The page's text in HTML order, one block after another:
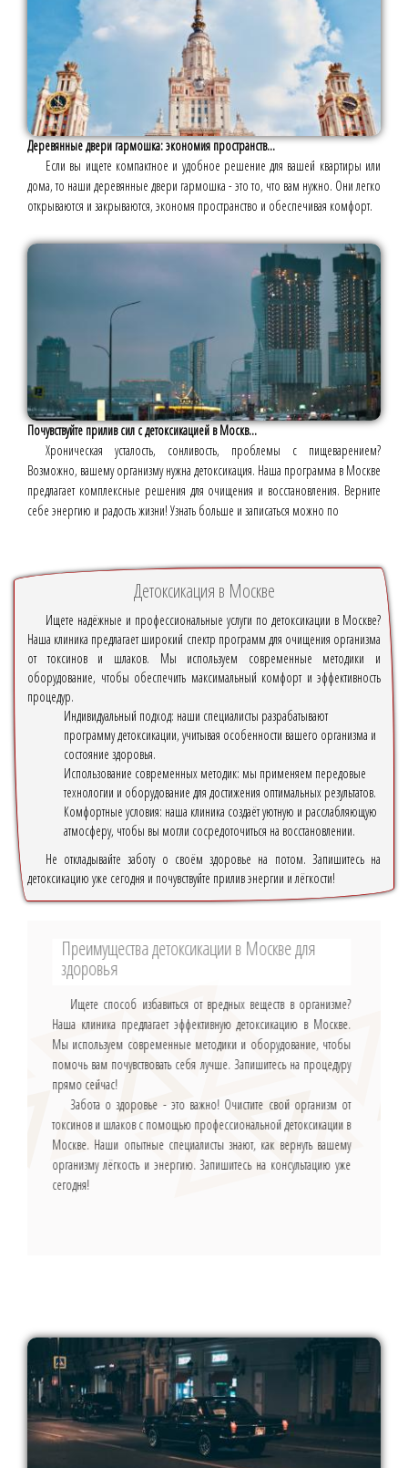
Деревянные двери гармошка: экономия пространств...
Если вы ищете компактное и удобное решение для вашей квартиры или
дома, то наши деревянные двери гармошка - это то, что вам нужно. Они легко
открываются и закрываются, экономя пространство и обеспечивая комфорт.
Почувствуйте прилив сил с детоксикацией в Москв...
Хроническая усталость, сонливость, проблемы с пищеварением?
Возможно, вашему организму нужна детоксикация. Наша программа в Москве
предлагает комплексные решения для очищения и восстановления. Верните
себе энергию и радость жизни! Узнать больше и записаться можно по
Детоксикация в Москве
Ищете надёжные и профессиональные услуги по детоксикации в Москве?
Наша клиника предлагает широкий спектр программ для очищения организма
от токсинов и шлаков. Мы используем современные методики и
оборудование, чтобы обеспечить максимальный комфорт и эффективность
процедур.
Индивидуальный подход: наши специалисты разрабатывают
программу детоксикации, учитывая особенности вашего организма и
состояние здоровья.
Использование современных методик: мы применяем передовые
технологии и оборудование для достижения оптимальных результатов.
Комфортные условия: наша клиника создаёт уютную и расслабляющую
атмосферу, чтобы вы могли сосредоточиться на восстановлении.
Не откладывайте заботу о своём здоровье на потом. Запишитесь на
детоксикацию уже сегодня и почувствуйте прилив энергии и лёгкости!
Преимущества детоксикации в Москве для
здоровья
Ищете способ избавиться от вредных веществ в организме?
Наша клиника предлагает эффективную детоксикацию в Москве.
Мы используем современные методики и оборудование, чтобы
помочь вам почувствовать себя лучше. Запишитесь на процедуру
прямо сейчас!
Забота о здоровье - это важно! Очистите свой организм от
токсинов и шлаков с помощью профессиональной детоксикации в
Москве. Наши опытные специалисты знают, как вернуть вашему
организму лёгкость и энергию. Запишитесь на консультацию уже
сегодня!